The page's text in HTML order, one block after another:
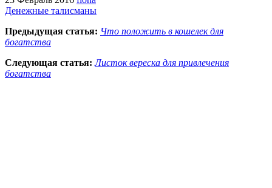
Денежные талисманы
Предыдущая статья: Что положить в кошелек для
богатства
Следующая статья: Листок вереска для привлечения
богатства